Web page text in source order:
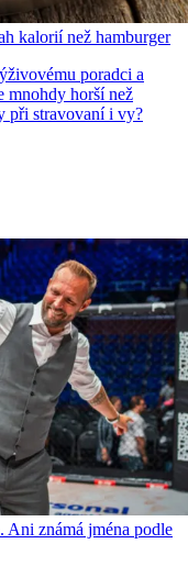
kalorií než hamburger
poradci a
mnohdy horší než
při stravovaní i vy?
Ani známá jména podle